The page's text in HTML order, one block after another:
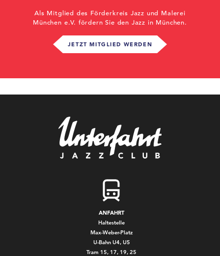
Als Mitglied des Förderkreis Jazz und Malerei
München e.V. fördern Sie den Jazz in München.
JETZT MITGLIED WERDEN
ANFAHRT
Haltestelle
Max-Weber-Platz
U-Bahn U4, U5
Tram 15, 17, 19, 25